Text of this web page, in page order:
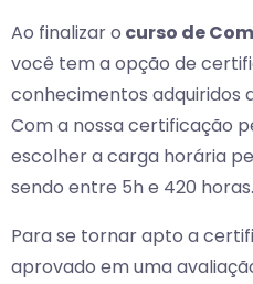
Ao finalizar o curso de
você tem a opção de
conhecimentos adquiridos
Com a nossa certificação
escolher a carga horária
sendo entre 5h e 420 horas.
Para se tornar apto a
aprovado em uma